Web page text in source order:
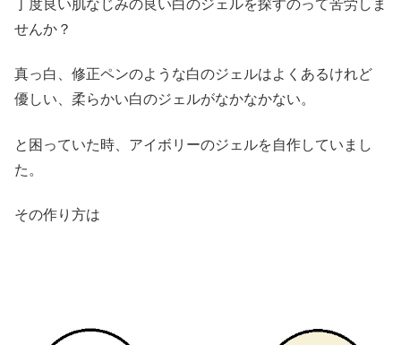
丁度良い肌なじみの良い白のジェルを探すのって苦労しま
せんか？
真っ白、修正ペンのような白のジェルはよくあるけれど
優しい、柔らかい白のジェルがなかなかない。
と困っていた時、アイボリーのジェルを自作していまし
た。
その作り方は